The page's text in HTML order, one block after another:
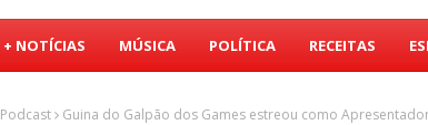
+ NOTÍCIAS MÚSICA POLÍTICA RECEITAS
Podcast Guina do Galpão dos Games estreou como